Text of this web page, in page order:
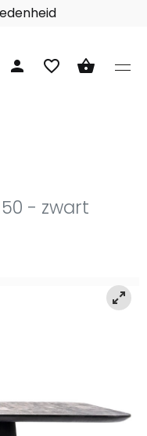
person favorite_border shopping_basket
- zwart